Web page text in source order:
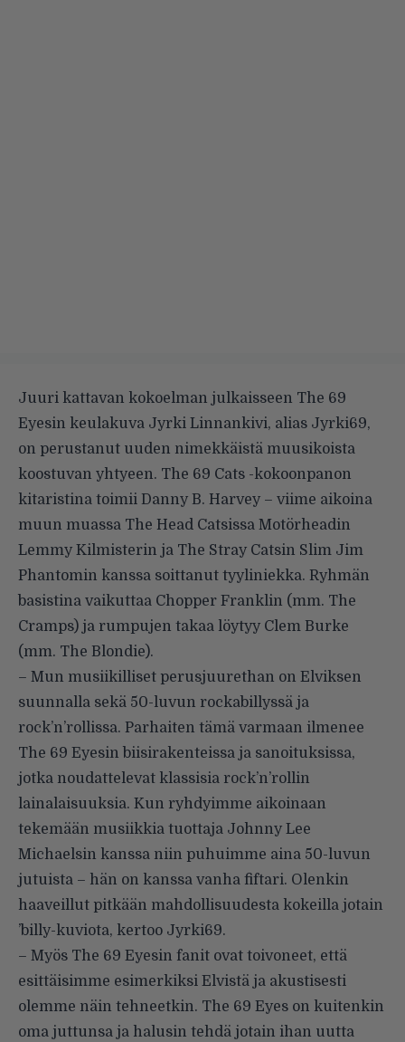
Juuri kattavan kokoelman julkaisseen The 69
Eyesin keulakuva Jyrki Linnankivi, alias Jyrki69,
on perustanut uuden nimekkäistä muusikoista
koostuvan yhtyeen. The 69 Cats -kokoonpanon
kitaristina toimii Danny B. Harvey – viime aikoina
muun muassa The Head Catsissa Motörheadin
Lemmy Kilmisterin ja The Stray Catsin Slim Jim
Phantomin kanssa soittanut tyyliniekka. Ryhmän
basistina vaikuttaa Chopper Franklin (mm. The
Cramps) ja rumpujen takaa löytyy Clem Burke
(mm. The Blondie).
– Mun musiikilliset perusjuurethan on Elviksen
suunnalla sekä 50-luvun rockabillyssä ja
rock’n’rollissa. Parhaiten tämä varmaan ilmenee
The 69 Eyesin biisirakenteissa ja sanoituksissa,
jotka noudattelevat klassisia rock’n’rollin
lainalaisuuksia. Kun ryhdyimme aikoinaan
tekemään musiikkia tuottaja Johnny Lee
Michaelsin kanssa niin puhuimme aina 50-luvun
jutuista – hän on kanssa vanha fiftari. Olenkin
haaveillut pitkään mahdollisuudesta kokeilla jotain
’billy-kuviota, kertoo Jyrki69.
– Myös The 69 Eyesin fanit ovat toivoneet, että
esittäisimme esimerkiksi Elvistä ja akustisesti
olemme näin tehneetkin. The 69 Eyes on kuitenkin
oma juttunsa ja halusin tehdä jotain ihan uutta